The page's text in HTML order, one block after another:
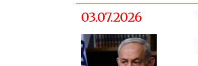
03.07.2026